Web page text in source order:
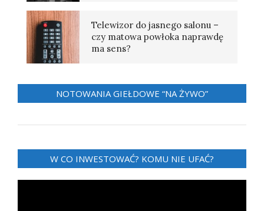
Telewizor do jasnego salonu –
czy matowa powłoka naprawdę
ma sens?
NOTOWANIA GIEŁDOWE “NA ŻYWO”
W CO INWESTOWAĆ? KOMU NIE UFAĆ?